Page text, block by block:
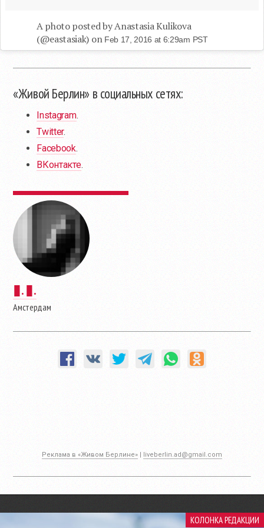
A photo posted by Anastasia Kulikova
(@eastasiak) on Feb 17, 2016 at 6:29am PST
«Живой Берлин» в социальных сетях:
Instagram.
Twitter.
Facebook.
ВКонтакте.
▮. ▮.
Амстердам
Реклама в «Живом Берлине» liveberlin.ad@gmail.com
КОЛОНКА РЕДАКЦИИ